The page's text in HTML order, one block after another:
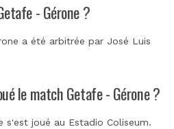
- Gérone ?
a été arbitrée par José Luis
le match Getafe - Gérone ?
s'est joué au Estadio Coliseum.